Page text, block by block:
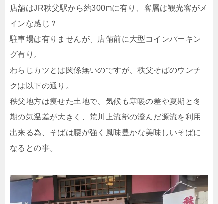
店舗はJR秩父駅から約300mに有り、客層は観光客がメ
インな感じ？
駐車場は有りませんが、店舗前に大型コインパーキン
グ有り。
わらじカツとは関係無いのですが、秩父そばのウンチ
クは以下の通り。
秩父地方は痩せた土地で、気候も寒暖の差や夏期と冬
期の気温差が大きく、荒川上流部の澄んだ源流を利用
出来る為、そばは腰が強く風味豊かな美味しいそばに
なるとの事。